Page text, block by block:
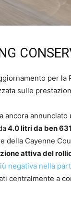
per la
sulle
ancora
4.0 litri da ben
della Cayenne
attiva del
negativa nella
centralmente a